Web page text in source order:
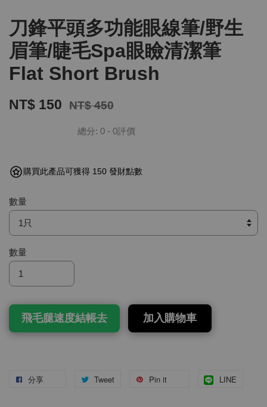
刀鋒平頭多功能眼線筆/野生
眉筆/睫毛Spa眼瞼清潔筆
Flat Short Brush
NT$ 150 NT$ 450
總分: 0 - 0評價
購買此產品可獲得 150 發財點數
數量
數量
飛毛腿速度結帳去 加入購物車
分享 Tweet Pin it LINE